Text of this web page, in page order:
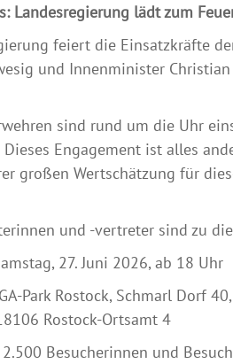
Landesregierung lädt zum
feiert die Einsatzkräfte
und Innenminister
sind rund um die Uhr
Dieses Engagement ist alles
großen Wertschätzung für
und -vertreter sind zu
27. Juni 2026, ab 18 Uhr
Rostock, Schmarl Dorf 40,
Ortsamt 4
Besucherinnen und